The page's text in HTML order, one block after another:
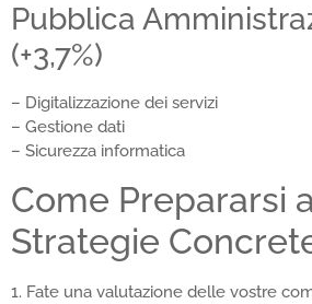
Pubblica
(+3,7%)
– Digitalizzazione dei servizi
– Gestione dati
– Sicurezza informatica
Come Prepararsi
Strategie
1. Fate una valutazione delle vostre